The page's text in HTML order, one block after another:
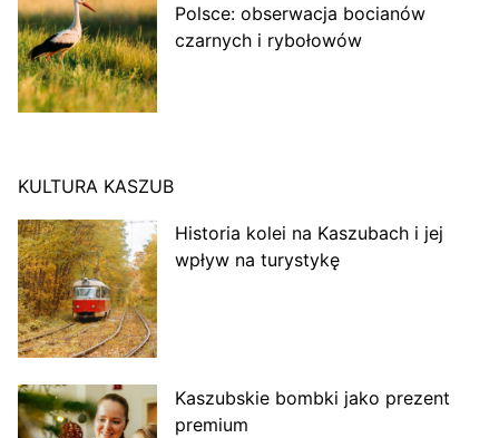
Polsce: obserwacja bocianów
czarnych i rybołowów
KULTURA KASZUB
Historia kolei na Kaszubach i jej
wpływ na turystykę
Kaszubskie bombki jako prezent
premium